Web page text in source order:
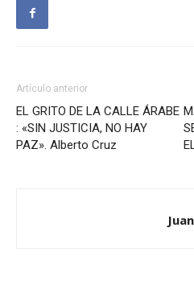
Artículo anterior
EL GRITO DE LA CALLE ÁRABE
: «SIN JUSTICIA, NO HAY
PAZ». Alberto Cruz
Juan